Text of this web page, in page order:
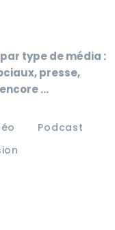
type de média :
presse,
...
Podcast